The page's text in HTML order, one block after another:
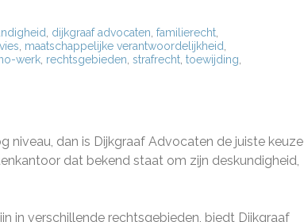
dijkgraaf advocaten familierecht
maatschappelijke verantwoordelijkheid
werk rechtsgebieden strafrecht toewijding
niveau, dan is Dijkgraaf Advocaten de juiste keuze
dat bekend staat om zijn deskundigheid,
in verschillende rechtsgebieden, biedt Dijkgraaf